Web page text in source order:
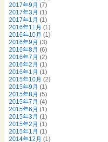
2017年9月 (7)
2017年3月 (1)
2017年1月 (1)
2016年11月 (1)
2016年10月 (1)
2016年9月 (3)
2016年8月 (6)
2016年7月 (2)
2016年2月 (1)
2016年1月 (1)
2015年10月 (2)
2015年9月 (1)
2015年8月 (5)
2015年7月 (4)
2015年6月 (1)
2015年3月 (1)
2015年2月 (1)
2015年1月 (1)
2014年12月 (1)